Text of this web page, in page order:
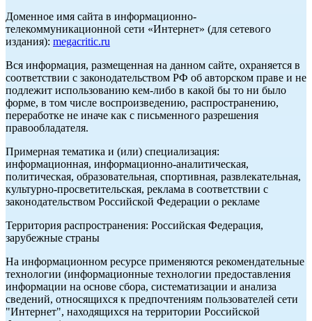
Доменное имя сайта в информационно-
телекоммуникационной сети «Интернет» (для сетевого
издания): megacritic.ru
Вся информация, размещенная на данном сайте, охраняется в
соответствии с законодательством РФ об авторском праве и не
подлежит использованию кем-либо в какой бы то ни было
форме, в том числе воспроизведению, распространению,
переработке не иначе как с письменного разрешения
правообладателя.
Примерная тематика и (или) специализация:
информационная, информационно-аналитическая,
политическая, образовательная, спортивная, развлекательная,
культурно-просветительская, реклама в соответствии с
законодательством Российской Федерации о рекламе
Территория распространения: Российская Федерация,
зарубежные страны
На информационном ресурсе применяются рекомендательные
технологии (информационные технологии предоставления
информации на основе сбора, систематизации и анализа
сведений, относящихся к предпочтениям пользователей сети
"Интернет", находящихся на территории Российской